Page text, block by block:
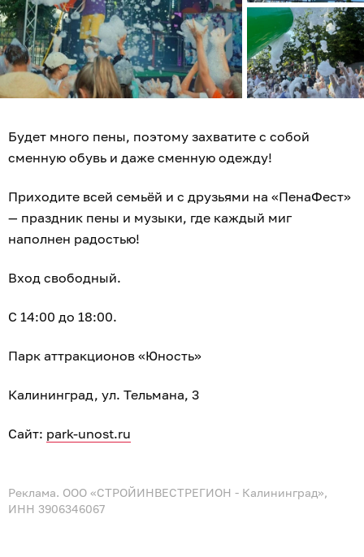
Будет много пены, поэтому захватите с собой
сменную обувь и даже сменную одежду!
Приходите всей семьёй и с друзьями на «ПенаФест»
— праздник пены и музыки, где каждый миг
наполнен радостью!
Вход свободный.
С 14:00 до 18:00.
Парк аттракционов «Юность»
Калининград, ул. Тельмана, 3
Сайт: park-unost.ru
Реклама. ООО «СТРОЙИНВЕСТРЕГИОН - Калининград»,
ИНН 3906346067